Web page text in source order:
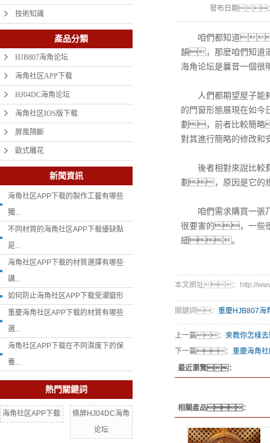
技術知識
產品分類
HJB807海角论坛
海角社区APP下载
HJ04DC海角论坛
海角社区IOS版下载
屏風隔斷
歐式雕花
新聞資訊
海角社区APP下载的製作工藝有哪些
獨...
不同材質的海角社区APP下载優缺點
是...
海角社区APP下载的材質選擇有哪些
講...
如何防止海角社区APP下载受潮變形
重慶海角社区APP下载的材質有哪些
選...
海角社区APP下载在不同濕度下的保
養...
熱門關鍵詞
海角社区APP下载
條屏HJ04DC海角
论坛
發布日期
咱們都知道
韻，那麽咱們知道
海角论坛是曩昔一個
人們都期望屋子能
的門窗形態展現在如
劃，前者比較簡略
對其進行簡略的修改
後者相對來說比較
劃，原因是它的
咱們需求購買一張
很要害的，一些
細。
本文網址：http://
關鍵詞： 重慶HJB807海
上一篇： 來教你怎樣
下一篇： 重慶海角
最近瀏覽：
相關產品：